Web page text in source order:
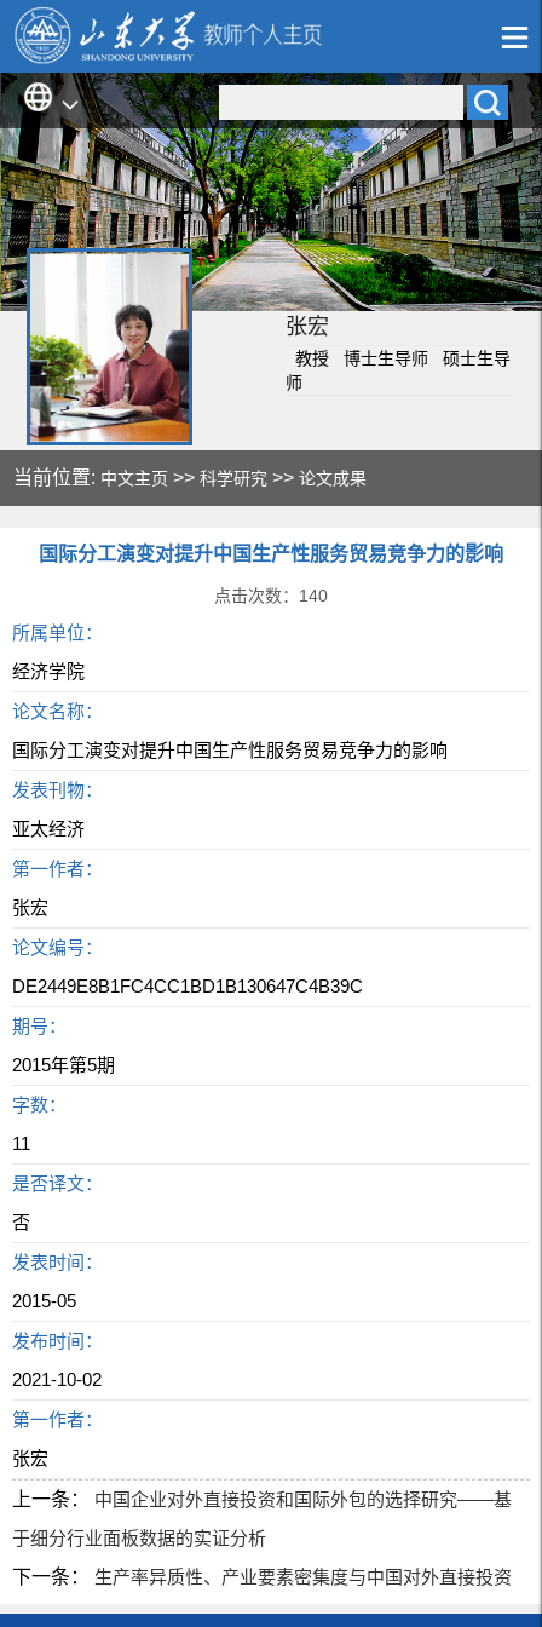
张宏
教授 博士生导师 硕士生导
师
当前位置: 中文主页 >>科学研究 >>论文成果
国际分工演变对提升中国生产性服务贸易竞争力的影响
点击次数： 140
所属单位：
经济学院
论文名称：
国际分工演变对提升中国生产性服务贸易竞争力的影响
发表刊物：
亚太经济
第一作者：
张宏
论文编号：
DE2449E8B1FC4CC1BD1B130647C4B39C
期号：
2015年第5期
字数：
11
是否译文：
否
发表时间：
2015-05
发布时间：
2021-10-02
第一作者：
张宏
上一条：
中国企业对外直接投资和国际外包的选择研究——基
于细分行业面板数据的实证分析
下一条：
生产率异质性、产业要素密集度与中国对外直接投资